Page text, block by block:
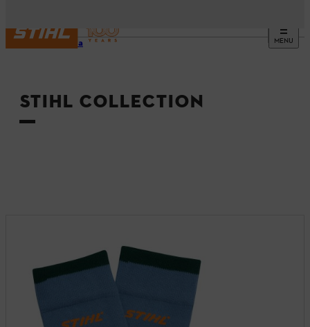
MENU
Startsida
STIHL COLLECTION